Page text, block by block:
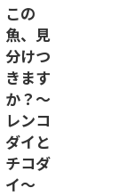
この
魚、見
分けつ
きます
か？～
レンコ
ダイと
チコダ
イ～